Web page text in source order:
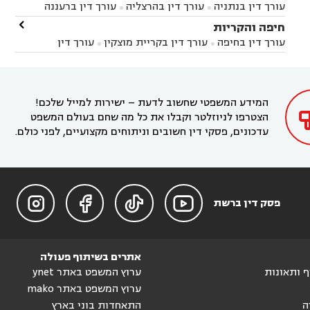
זיקים
עורך דין בנתיבות עורך דין בקרית מלאכי עורך דין בנתניה  עורך דין בהרצליה  עורך דין ברעננה
עורך דין בחדרה עורך דין בכפר סבא
עורך דין בהוד
השרון
עורך דין באבן יהודה
עורך דין בחריש  עורך דין בקיסריה  עורך דין בקדימה
חיפה והקריות
עורך דין בחיפה  עורך דין בקריית מוצקין 
עורך דין
בקרית מוצקין
עורך דין בקריית אתא
עורך דין

המידע המשפטי שחשוב לדעת – ישירות למייל שלכם!
הצטרפו לניוזלטר וקבלו את כל מה שחם בעולם המשפט
עדכונים, פסקי דין חשובים וניתוחים מקצועיים, לפני כולם.
פסק דין ברשת 



ותאונות
אתרים בשיתוף פעולה
ערוץ המשפט באתר ynet
ערוץ המשפט באתר mako
התאחדות בוני בארץ